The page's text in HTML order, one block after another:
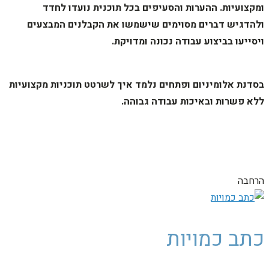
ומקצועיות. ההערות והסעיפים בכל תוכנית נועדו לחדד
ולהדגיש דברים מסוימים שישמשו את הקבלנים המבצעים
ויסייעו בביצוע עבודה נכונה ומדויקת.
בסדנת אלומיניום ופתחים נלמד איך לשרטט תוכניות מקצועיות
ללא פשרות ובאיכות עבודה גבוהה.
הרחבה
כתב כמויות